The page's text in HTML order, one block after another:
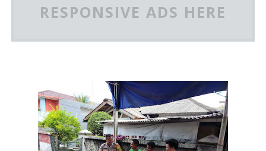
RESPONSIVE ADS HERE